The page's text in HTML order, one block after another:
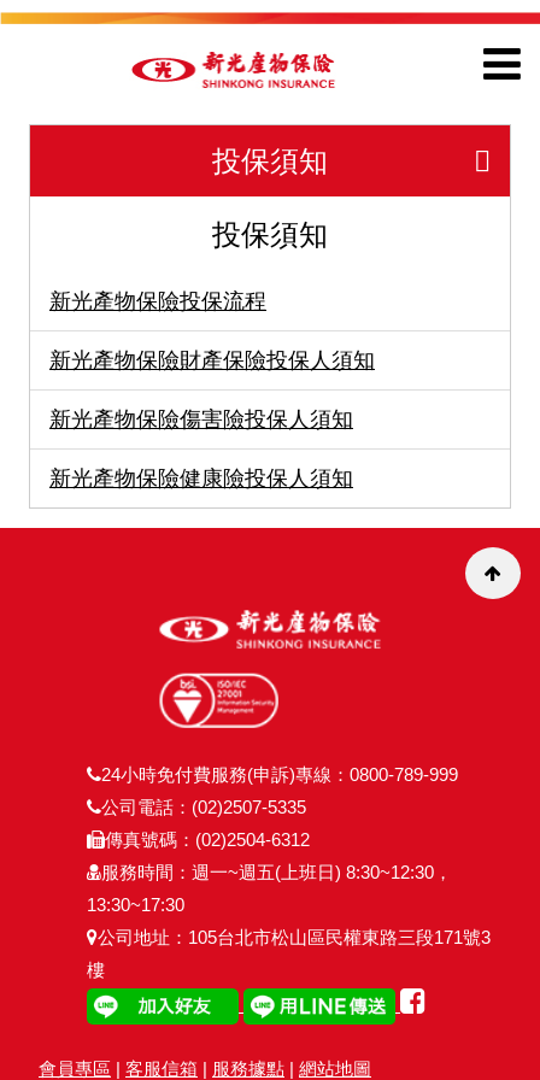
投保須知
投保須知
新光產物保險投保流程
新光產物保險財產保險投保人須知
新光產物保險傷害險投保人須知
新光產物保險健康險投保人須知
24小時免付費服務(申訴)專線：0800-789-999
公司電話：(02)2507-5335
傳真號碼：(02)2504-6312
服務時間：週一~週五(上班日) 8:30~12:30，
13:30~17:30
公司地址：105台北市松山區民權東路三段171號3
樓
會員專區 | 客服信箱 | 服務據點 | 網站地圖